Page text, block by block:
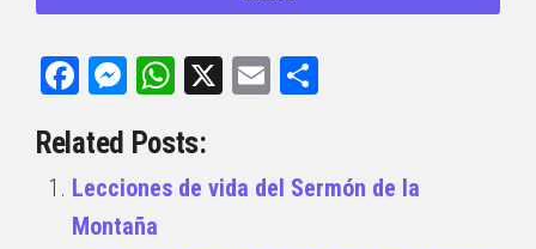
Facebook
Messenger
WhatsApp
X Email
Related Posts:
Lecciones de vida del Sermón de la
Montaña